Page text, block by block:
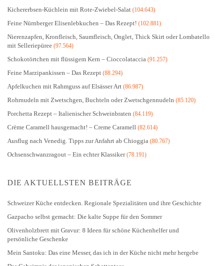
Kichererbsen-Küchlein mit Rote-Zwiebel-Salat (104.643)
Feine Nürnberger Elisenlebkuchen – Das Rezept! (102.881)
Nierenzapfen, Kronfleisch, Saumfleisch, Onglet, Thick Skirt oder Lombatello
mit Selleriepüree (97.564)
Schokotörtchen mit flüssigem Kern – Cioccolataccia (91.257)
Feine Marzipankissen – Das Rezept (88.294)
Apfelkuchen mit Rahmguss auf Elsässer Art (86.987)
Rohrnudeln mit Zwetschgen, Buchteln oder Zwetschgennudeln (85.120)
Porchetta Rezept – Italienischer Schweinbraten (84.119)
Crème Caramell hausgemacht! – Creme Caramell (82.614)
Ausflug nach Venedig. Tipps zur Anfahrt ab Chioggia (80.767)
Ochsenschwanzragout – Ein echter Klassiker(78.191)
DIE AKTUELLSTEN BEITRÄGE
Schweizer Küche entdecken. Regionale Spezialitäten und ihre Geschichte
Gazpacho selbst gemacht: Die kalte Suppe für den Sommer
Olivenholzbrett mit Gravur: 8 Ideen für schöne Küchenhelfer und
persönliche Geschenke
Mein Santoku: Das eine Messer, das ich in der Küche nicht mehr hergebe